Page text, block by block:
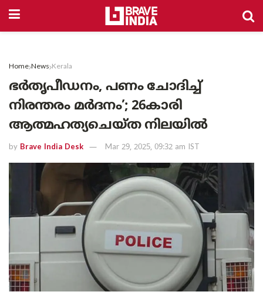
Home News Kerala
ഭർതൃപീഡനം, പണം ചോദിച്ച്
നിരന്തരം മർദനം’; 26കാരി
ആത്മഹത്യചെയ്ത നിലയിൽ
by Brave India Desk Mar 29, 2025, 09:32 am IST